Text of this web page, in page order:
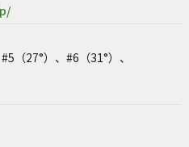
（27°）、#6（31°）、